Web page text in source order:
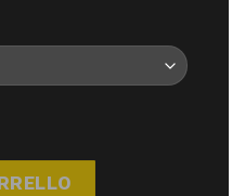
SG Axis Big - Moschettoni/